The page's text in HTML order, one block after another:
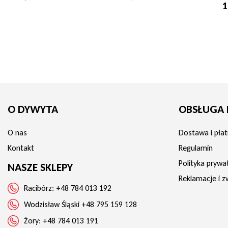
O DYWYTA
O nas
Kontakt
NASZE SKLEPY
Racibórz: +48 784 013 192
Wodzisław Śląski +48 795 159 128
Żory: +48 784 013 191
OBSŁUGA
Dostawa i
Regulamin
Polityka
Reklamacje i